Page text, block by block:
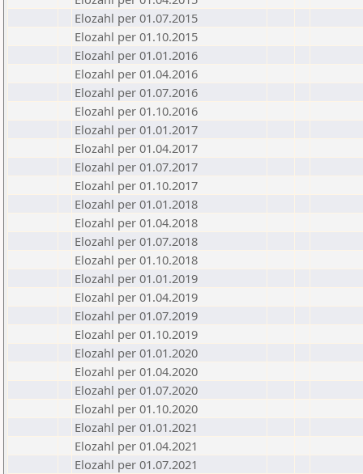
Elozahl per 01.07.2015
Elozahl per 01.10.2015
Elozahl per 01.01.2016
Elozahl per 01.04.2016
Elozahl per 01.07.2016
Elozahl per 01.10.2016
Elozahl per 01.01.2017
Elozahl per 01.04.2017
Elozahl per 01.07.2017
Elozahl per 01.10.2017
Elozahl per 01.01.2018
Elozahl per 01.04.2018
Elozahl per 01.07.2018
Elozahl per 01.10.2018
Elozahl per 01.01.2019
Elozahl per 01.04.2019
Elozahl per 01.07.2019
Elozahl per 01.10.2019
Elozahl per 01.01.2020
Elozahl per 01.04.2020
Elozahl per 01.07.2020
Elozahl per 01.10.2020
Elozahl per 01.01.2021
Elozahl per 01.04.2021
Elozahl per 01.07.2021